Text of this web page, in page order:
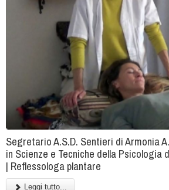
Segretario A.S.D. Sentieri di Armonia
in Scienze e Tecniche della Psicologia
| Reflessologa plantare
Leggi tutto...